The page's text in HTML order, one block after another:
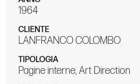
1964
CLIENTE
LANFRANCO COLOMBO
TIPOLOGIA
Pagine interne, Art Direction